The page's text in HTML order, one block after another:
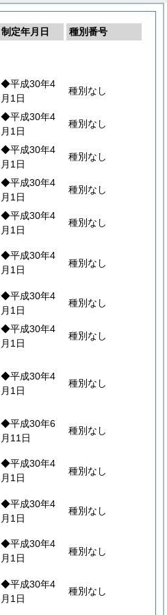
制定年月日
種別番号
◆平成30年4
月1日
種別なし
◆平成30年4
月1日
種別なし
◆平成30年4
月1日
種別なし
◆平成30年4
月1日
種別なし
◆平成30年4
月1日
種別なし
◆平成30年4
月1日
種別なし
◆平成30年4
月1日
種別なし
◆平成30年4
月1日
種別なし
◆平成30年4
月1日
種別なし
◆平成30年6
月11日
種別なし
◆平成30年4
月1日
種別なし
◆平成30年4
月1日
種別なし
◆平成30年4
月1日
種別なし
◆平成30年4
月1日
種別なし